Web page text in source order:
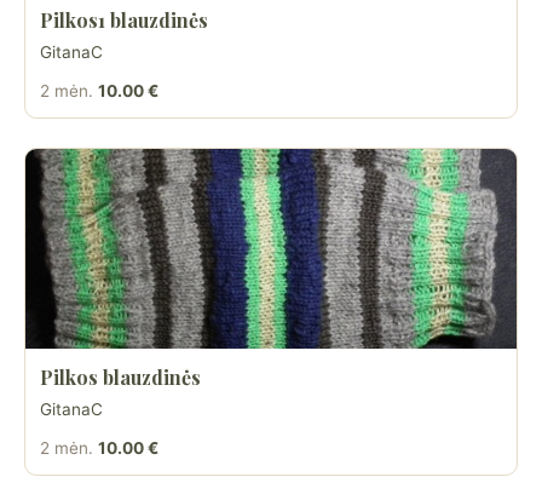
Pilkos1 blauzdinės
GitanaC
2 mėn. 10.00 €
Pilkos blauzdinės
GitanaC
2 mėn. 10.00 €